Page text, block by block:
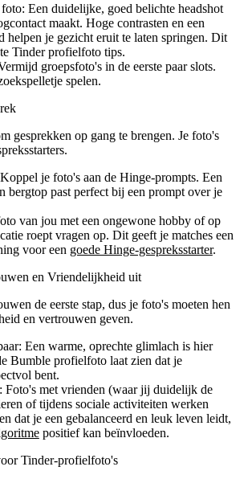
Een duidelijke, goed belichte headshot
maakt. Hoge contrasten en een
helpen je gezicht eruit te laten springen. Dit
Tinder profielfoto tips.
groepsfoto's in de eerste paar slots.
spelen.
gesprekken op gang te brengen. Je foto's
Koppel je foto's aan de Hinge-prompts. Een
bergtop past perfect bij een prompt over je
van jou met een ongewone hobby of op
roept vragen op. Dit geeft je matches een
voor een goede Hinge-gespreksstarter.
en Vriendelijkheid uit
de eerste stap, dus je foto's moeten hen
en vertrouwen geven.
Een warme, oprechte glimlach is hier
Bumble profielfoto laat zien dat je
bent.
Foto's met vrienden (waar jij duidelijk de
of tijdens sociale activiteiten werken
dat je een gebalanceerd en leuk leven leidt,
positief kan beïnvloeden.
Tinder-profielfoto's